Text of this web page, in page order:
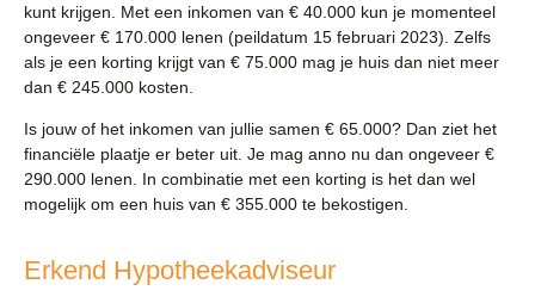
kunt krijgen. Met een inkomen van € 40.000 kun je momenteel
ongeveer € 170.000 lenen (peildatum 15 februari 2023). Zelfs
als je een korting krijgt van € 75.000 mag je huis dan niet meer
dan € 245.000 kosten.
Is jouw of het inkomen van jullie samen € 65.000? Dan ziet het
financiële plaatje er beter uit. Je mag anno nu dan ongeveer €
290.000 lenen. In combinatie met een korting is het dan wel
mogelijk om een huis van € 355.000 te bekostigen.
Erkend Hypotheekadviseur